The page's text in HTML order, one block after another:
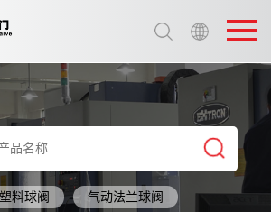
料球阀 气动法兰球阀